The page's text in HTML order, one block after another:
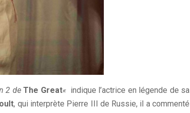
2 de The Great« indique l’actrice en légende de sa
, qui interprète Pierre III de Russie, il a commenté